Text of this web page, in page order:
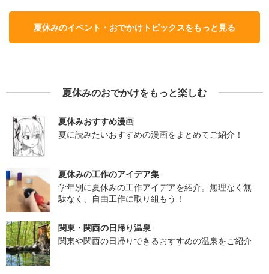
夏休みのイベント・おでかけトピックスをもっと見る
夏休みのおでかけをもっと楽しむ
夏休みおすすめ漫画
夏に読みたいおすすめの漫画をまとめてご紹介！
夏休みの工作のアイデア集
学年別に夏休みの工作アイデアを紹介。無理なく無
駄なく、自由工作に取り組もう！
関東・関西の日帰り温泉
関東や関西の日帰りできるおすすめの温泉をご紹介